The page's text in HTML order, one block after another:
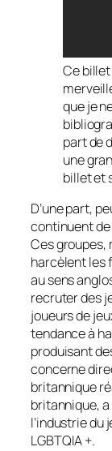
Ce
que je
part de
une
billet et
D’une part,
continuent de
Ces groupes,
harcèlent les
au sens
recruter des
joueurs de
tendance à
produisant
concerne
britannique
britannique,
l’industrie du
LGBTQIA +.